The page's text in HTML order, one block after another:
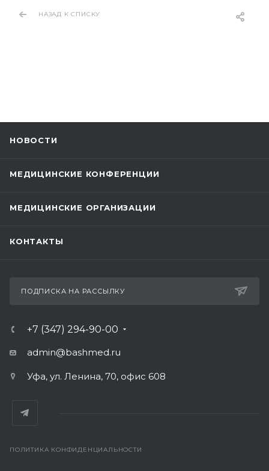
НАЗАД К СПИСКУ
НОВОСТИ
МЕДИЦИНСКИЕ КОНФЕРЕНЦИИ
МЕДИЦИНСКИЕ ОРГАНИЗАЦИИ
КОНТАКТЫ
ПОДПИСКА НА РАССЫЛКУ
+7 (347) 294-90-00
admin@bashmed.ru
Уфа, ул. Ленина, 70, офис 608
ПОЛИТИКА КОНФИДЕНЦИАЛЬНОСТИ